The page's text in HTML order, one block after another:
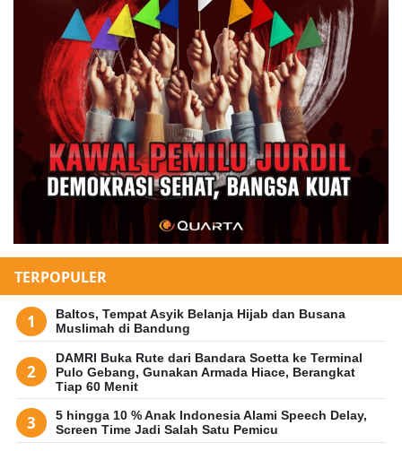
TERPOPULER
Baltos, Tempat Asyik Belanja Hijab dan Busana
Muslimah di Bandung
DAMRI Buka Rute dari Bandara Soetta ke Terminal
Pulo Gebang, Gunakan Armada Hiace, Berangkat
Tiap 60 Menit
5 hingga 10 % Anak Indonesia Alami Speech Delay,
Screen Time Jadi Salah Satu Pemicu